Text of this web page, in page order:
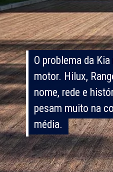
O problema da
motor. Hilux,
nome, rede e
pesam muito na
média.
O problema da
motor. Hilux,
nome, rede e
pesam muito na
média.